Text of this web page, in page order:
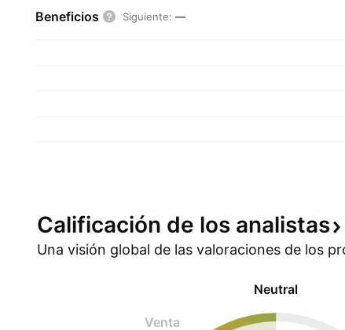
Beneficios Siguiente: —
Calificación de los analistas
Una visión global de las valoraciones de los
Neutral
Venta